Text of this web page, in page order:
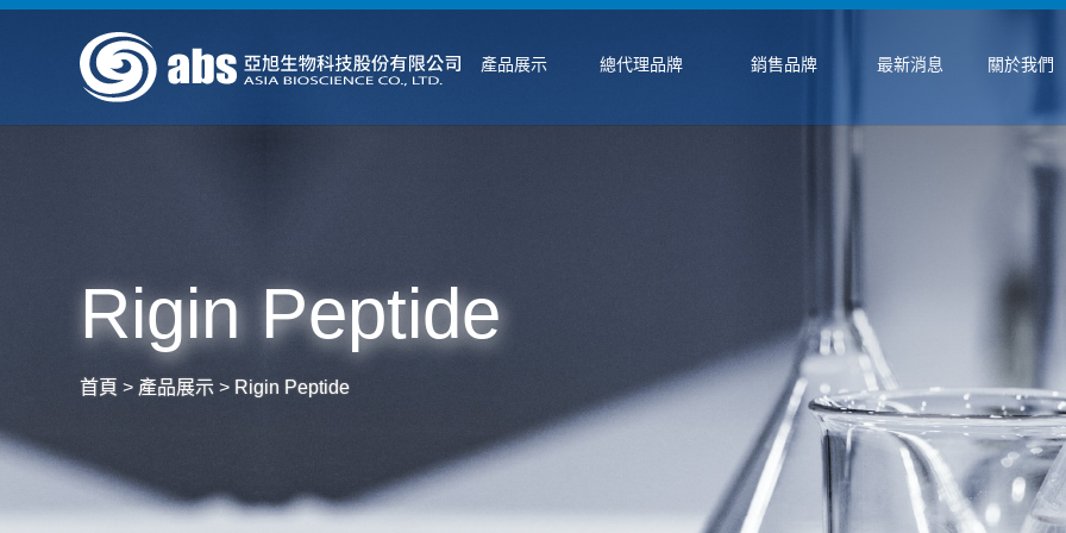
產品展示 總代理品牌 銷售品牌 最新消息 關於我們
Rigin Peptide
首頁 > 產品展示 > Rigin Peptide